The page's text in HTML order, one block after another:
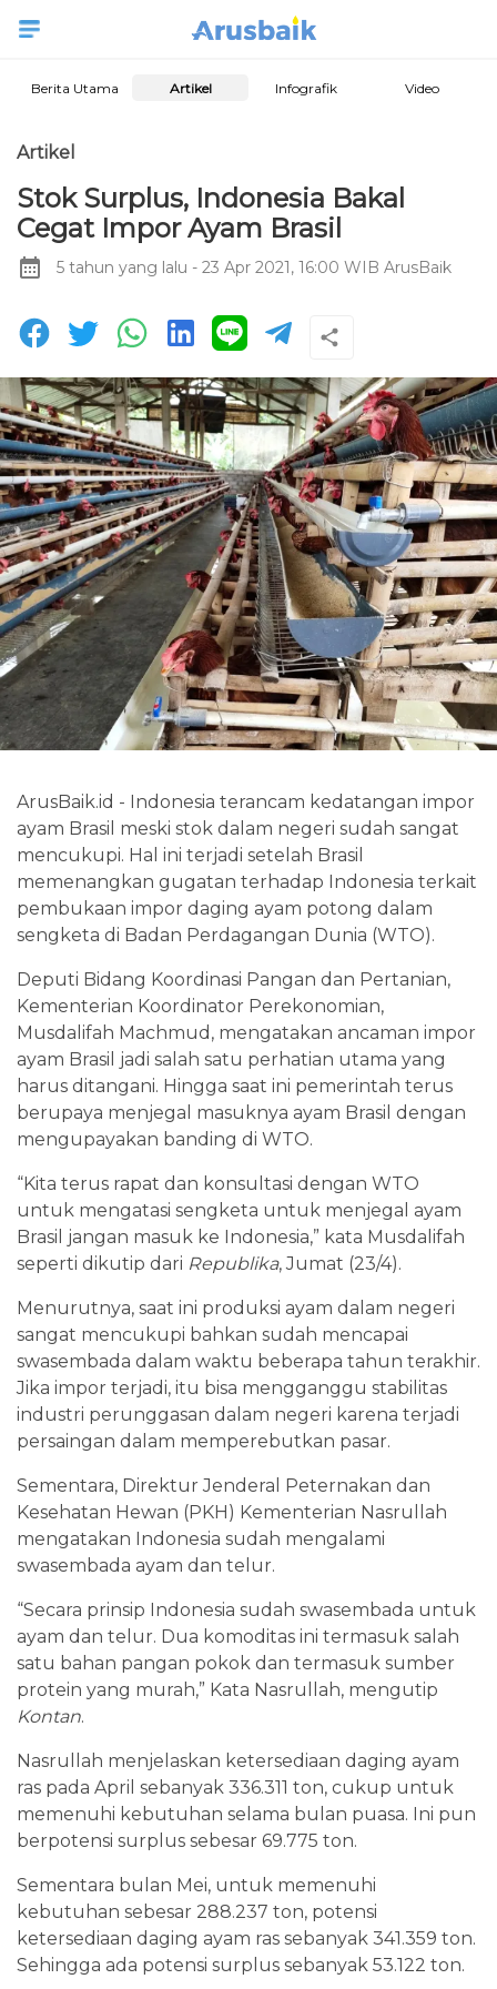
Berita Utama Artikel Infografik Video
Artikel
Stok Surplus, Indonesia Bakal
Cegat Impor Ayam Brasil
5 tahun yang lalu - 23 Apr 2021, 16:00 WIB ArusBaik
ArusBaik.id - Indonesia terancam kedatangan impor
ayam Brasil meski stok dalam negeri sudah sangat
mencukupi. Hal ini terjadi setelah Brasil
memenangkan gugatan terhadap Indonesia terkait
pembukaan impor daging ayam potong dalam
sengketa di Badan Perdagangan Dunia (WTO).
Deputi Bidang Koordinasi Pangan dan Pertanian,
Kementerian Koordinator Perekonomian,
Musdalifah Machmud, mengatakan ancaman impor
ayam Brasil jadi salah satu perhatian utama yang
harus ditangani. Hingga saat ini pemerintah terus
berupaya menjegal masuknya ayam Brasil dengan
mengupayakan banding di WTO.
“Kita terus rapat dan konsultasi dengan WTO
untuk mengatasi sengketa untuk menjegal ayam
Brasil jangan masuk ke Indonesia,” kata Musdalifah
seperti dikutip dari Republika, Jumat (23/4).
Menurutnya, saat ini produksi ayam dalam negeri
sangat mencukupi bahkan sudah mencapai
swasembada dalam waktu beberapa tahun terakhir.
Jika impor terjadi, itu bisa mengganggu stabilitas
industri perunggasan dalam negeri karena terjadi
persaingan dalam memperebutkan pasar.
Sementara, Direktur Jenderal Peternakan dan
Kesehatan Hewan (PKH) Kementerian Nasrullah
mengatakan Indonesia sudah mengalami
swasembada ayam dan telur.
“Secara prinsip Indonesia sudah swasembada untuk
ayam dan telur. Dua komoditas ini termasuk salah
satu bahan pangan pokok dan termasuk sumber
protein yang murah,” Kata Nasrullah, mengutip
Kontan.
Nasrullah menjelaskan ketersediaan daging ayam
ras pada April sebanyak 336.311 ton, cukup untuk
memenuhi kebutuhan selama bulan puasa. Ini pun
berpotensi surplus sebesar 69.775 ton.
Sementara bulan Mei, untuk memenuhi
kebutuhan sebesar 288.237 ton, potensi
ketersediaan daging ayam ras sebanyak 341.359 ton.
Sehingga ada potensi surplus sebanyak 53.122 ton.